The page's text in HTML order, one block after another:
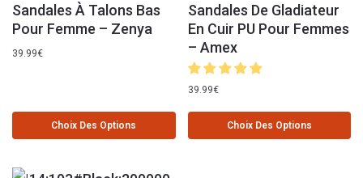
Sandales À Talons Bas
Pour Femme – Zenya
39.99€
Choix Des Options
Sandales De Gladiateur
En Cuir PU Pour Femmes
– Amex
39.99€
Choix Des Options